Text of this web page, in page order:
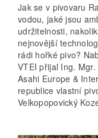
Jak se v pivovaru
vodou, jaké jsou
udržitelnosti,
nejnovější
rádi hořké pivo?
VTEI přijal Ing.
Asahi Europe &
republice vlastní
Velkopopovický